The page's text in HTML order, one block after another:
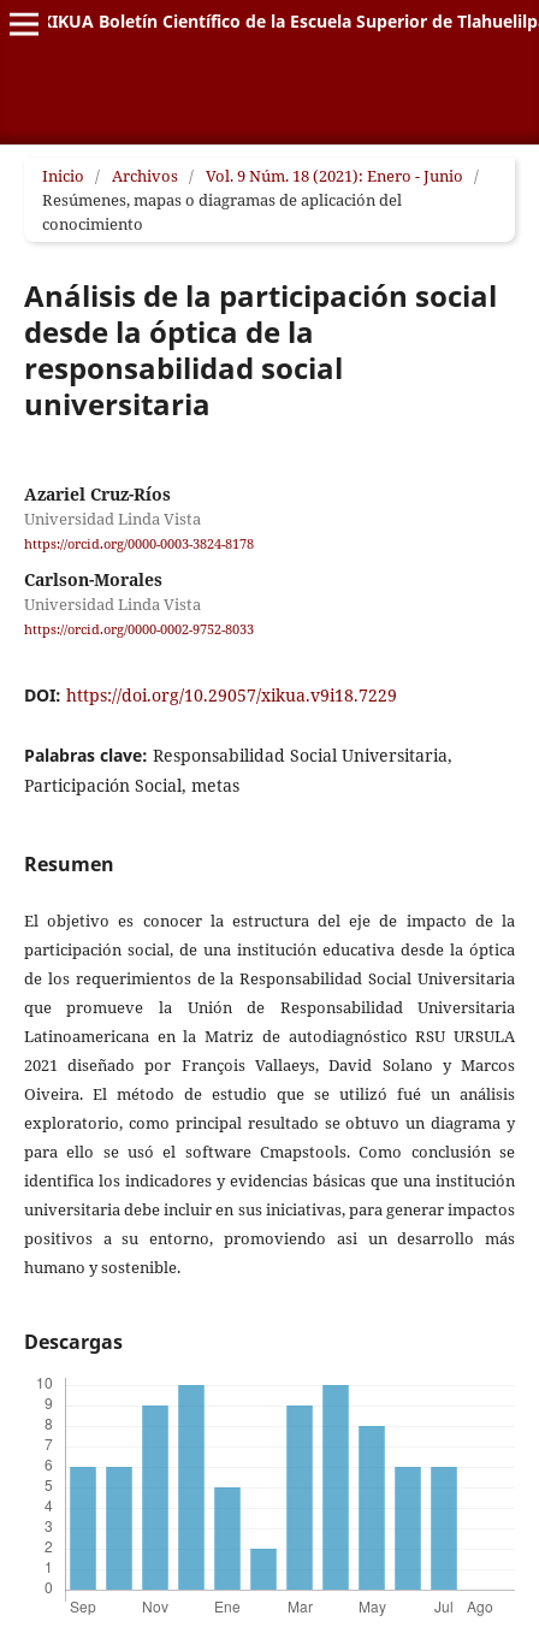
XIKUA Boletín Científico de la Escuela Superior de
Inicio / Archivos / Vol. 9 Núm. 18 (2021): Enero - Junio /
Resúmenes, mapas o diagramas de aplicación del
conocimiento
Análisis de la participación social
desde la óptica de la
responsabilidad social
universitaria
Azariel Cruz-Ríos
Universidad Linda Vista
https://orcid.org/0000-0003-3824-8178
Carlson-Morales
Universidad Linda Vista
https://orcid.org/0000-0002-9752-8033
DOI: https://doi.org/10.29057/xikua.v9i18.7229
Palabras clave: Responsabilidad Social Universitaria,
Participación Social, metas
Resumen
El objetivo es conocer la estructura del eje de impacto de la
participación social, de una institución educativa desde la óptica
de los requerimientos de la Responsabilidad Social Universitaria
que promueve la Unión de Responsabilidad Universitaria
Latinoamericana en la Matriz de autodiagnóstico RSU URSULA
2021 diseñado por François Vallaeys, David Solano y Marcos
Oiveira. El método de estudio que se utilizó fué un análisis
exploratorio, como principal resultado se obtuvo un diagrama y
para ello se usó el software Cmapstools. Como conclusión se
identifica los indicadores y evidencias básicas que una institución
universitaria debe incluir en sus iniciativas, para generar impactos
positivos a su entorno, promoviendo asi un desarrollo más
humano y sostenible.
Descargas